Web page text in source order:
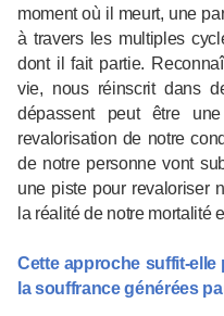
moment où il meurt, une
à travers les multiples
dont il fait partie.
vie, nous réinscrit dans
dépassent peut être
revalorisation de notre
de notre personne vont
une piste pour revaloriser
la réalité de notre mortalité
Cette approche suffit-elle
la souffrance générées